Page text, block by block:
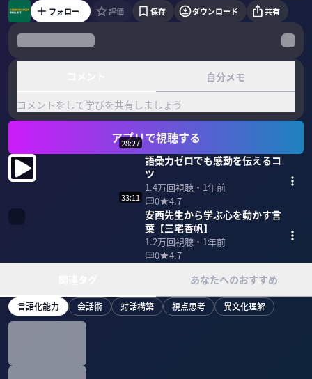
フォロー 評価 保存 ダウンロード 共有
自分メモ
コメントをして学びを共有しましょう
アプリで視聴する
28:27
語彙力ゼロでも感動を伝えるコ
ツ
1.4万回視聴・ 1年前
0
4.7
33:11
安西先生から学ぶ心を動かす言
葉【三宅香帆】
1.2万回視聴・ 1年前
0
4.7
あなたへのおすすめ
言語化能力 会話術 対話構築 視点思考 異文化理解